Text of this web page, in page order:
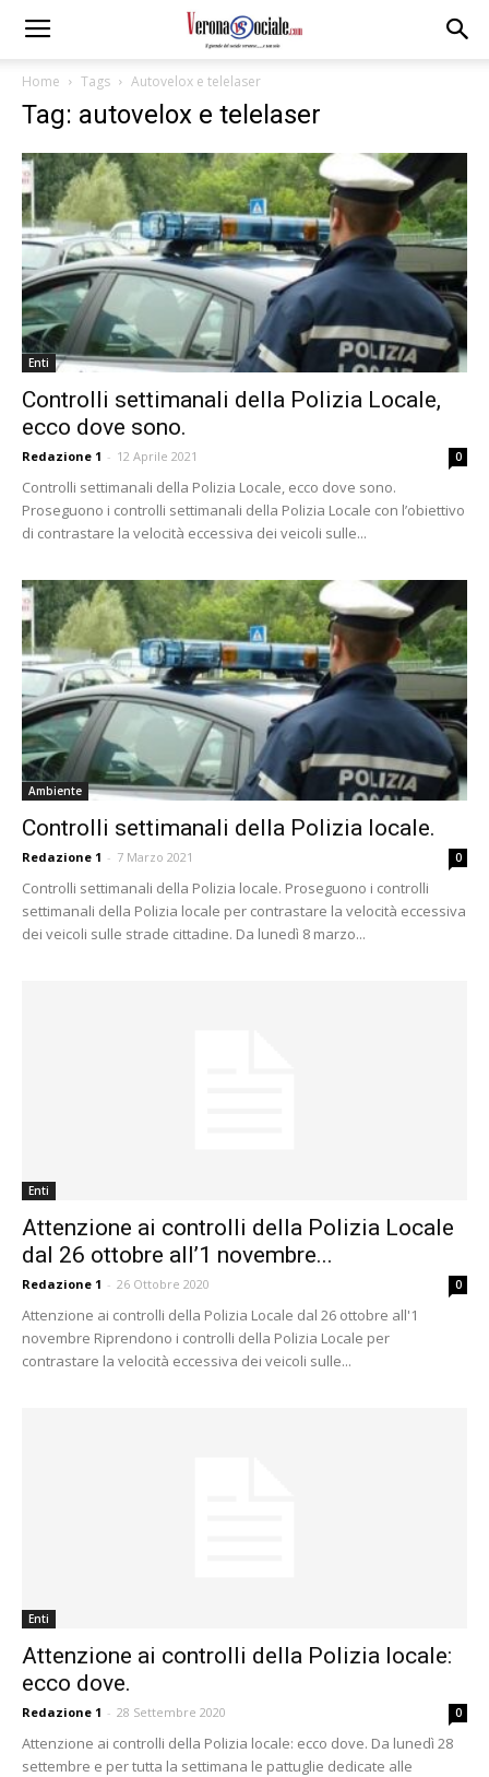
Home Tags Autovelox e telelaser
Tag: autovelox e telelaser
Enti
Controlli settimanali della Polizia Locale,
ecco dove sono.
Redazione 1 - 12 Aprile 2021 0
Controlli settimanali della Polizia Locale, ecco dove sono.
Proseguono i controlli settimanali della Polizia Locale con l’obiettivo
di contrastare la velocità eccessiva dei veicoli sulle...
Ambiente
Controlli settimanali della Polizia locale.
Redazione 1 - 7 Marzo 2021 0
Controlli settimanali della Polizia locale. Proseguono i controlli
settimanali della Polizia locale per contrastare la velocità eccessiva
dei veicoli sulle strade cittadine. Da lunedì 8 marzo...
Enti
Attenzione ai controlli della Polizia Locale
dal 26 ottobre all’1 novembre...
Redazione 1 - 26 Ottobre 2020 0
Attenzione ai controlli della Polizia Locale dal 26 ottobre all'1
novembre Riprendono i controlli della Polizia Locale per
contrastare la velocità eccessiva dei veicoli sulle...
Enti
Attenzione ai controlli della Polizia locale:
ecco dove.
Redazione 1 - 28 Settembre 2020 0
Attenzione ai controlli della Polizia locale: ecco dove. Da lunedì 28
settembre e per tutta la settimana le pattuglie dedicate alle